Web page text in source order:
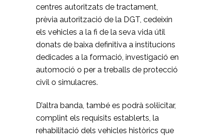
centres autoritzats de tractament,
prèvia autorització de la DGT, cedeixin
els vehicles a la fi de la seva vida útil
donats de baixa definitiva a institucions
dedicades a la formació, investigació en
automoció o per a treballs de protecció
civil o simulacres.
D’altra banda, també es podrà sol·licitar,
complint els requisits establerts, la
rehabilitació dels vehicles històrics que